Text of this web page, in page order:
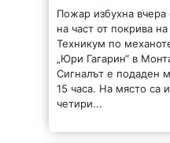
Пожар избухна вчера
на част от покрива
Техникум по
„Юри Гагарин“ в
Сигналът е подаден
15 часа. На място са
четири...